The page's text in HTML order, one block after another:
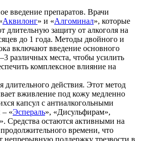
введение препаратов. Врачи
Аквилонг» и «Алгоминал», которые
длительную защиту от алкоголя на
до 1 года. Методы двойного и
включают введение основного
различных места, чтобы усилить
комплексное влияние на
длительного действия. Этот метод
вживление под кожу медленно
капсул с антиалкогольными
– «Эспераль», «Дисульфирам»,
Средства остаются активными на
времени, что